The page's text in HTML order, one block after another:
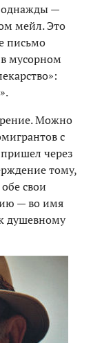
однажды —
мейл. Это
письмо
мусорном
Можно
с
через
тому,
свои
— во имя
душевному